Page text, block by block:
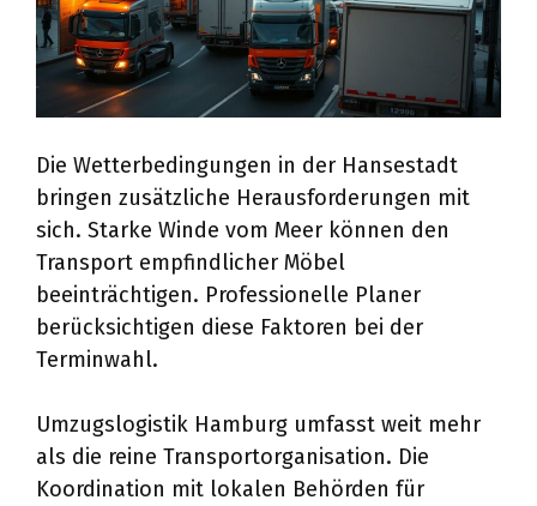
Die Wetterbedingungen in der Hansestadt
bringen zusätzliche Herausforderungen mit
sich. Starke Winde vom Meer können den
Transport empfindlicher Möbel
beeinträchtigen. Professionelle Planer
berücksichtigen diese Faktoren bei der
Terminwahl.
Umzugslogistik Hamburg umfasst weit mehr
als die reine Transportorganisation. Die
Koordination mit lokalen Behörden für